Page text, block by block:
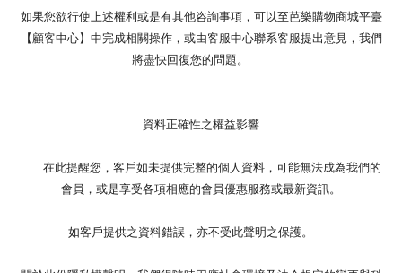
如果您欲行使上述權利或是有其他咨詢事項，可以至芭樂購物商城平臺
【顧客中心】中完成相關操作，或由客服中心聯系客服提出意見，我們
將盡快回復您的問題。
資料正確性之權益影響
在此提醒您，客戶如未提供完整的個人資料，可能無法成為我們的
會員，或是享受各項相應的會員優惠服務或最新資訊。
如客戶提供之資料錯誤，亦不受此聲明之保護。